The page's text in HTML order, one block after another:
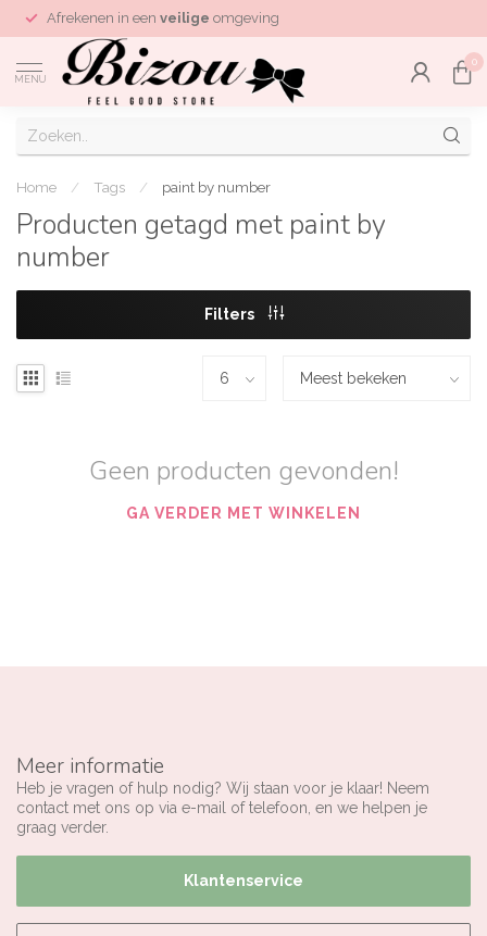
Afrekenen in een veilige omgeving
MENU
0
Home / Tags / paint by number
Producten getagd met paint by
number
Filters
Geen producten gevonden!
GA VERDER MET WINKELEN
Meer informatie
Heb je vragen of hulp nodig? Wij staan voor je klaar! Neem
contact met ons op via e-mail of telefoon, en we helpen je
graag verder.
Klantenservice